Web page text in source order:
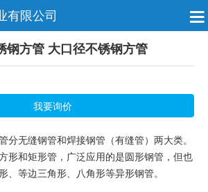
有限公司
钢方管 大口径不锈钢方管
我要询价
分无缝钢管和焊接钢管（有缝管）两大类。
形和矩形管，广泛应用的是圆形钢管，但也
、等边三角形、八角形等异形钢管。